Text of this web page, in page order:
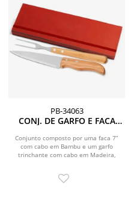
PB-34063
CONJ. DE GARFO E FACA
COM ESTOJO VERMELHO - 3
PÇS
Conjunto composto por uma faca 7”
com cabo em Bambu e um garfo
trinchante com cabo em Madeira,